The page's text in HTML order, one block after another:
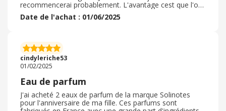
recommencerai probablement. L'avantage cest que l'on
peut rapidement regarder si les bons d'achat pour le
magasin existe et si oui on l'achete ce qui permet de
quand on fait comme çà c'est-à-dire d'acheter un bon
d'achat et un certain pourcentage ce cumule a chaque
fois. Franchement il faut une certaine habitude mais cest
facile
Date de l'achat : 01/06/2025
cindyleriche53
01/02/2025
Eau de parfum
J'ai acheté 2 eaux de parfum de la marque Solinotes
pour l'anniversaire de ma fille. Ces parfums sont